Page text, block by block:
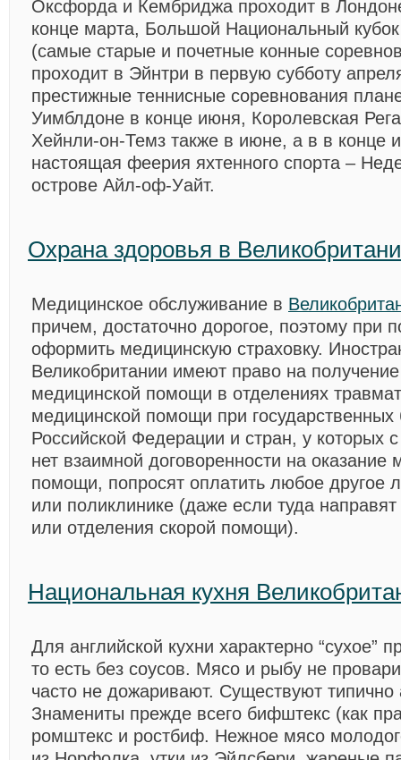
Оксфорда и Кембриджа проходит в
конце марта, Большой Национальный кубок
(самые старые и почетные конные
проходит в Эйнтри в первую субботу
престижные теннисные соревнования
Уимблдоне в конце июня, Королевская
Хейнли-он-Темз также в июне, а в в конце
настоящая феерия яхтенного спорта –
острове Айл-оф-Уайт.
Охрана здоровья в
Медицинское обслуживание в
причем, достаточно дорогое, поэтому при
оформить медицинскую страховку.
Великобритании имеют право на
медицинской помощи в отделениях
медицинской помощи при
Российской Федерации и стран, у которых
нет взаимной договоренности на оказание
помощи, попросят оплатить любое другое
или поликлинике (даже если туда направят
или отделения скорой помощи).
Национальная кухня
Для английской кухни характерно “сухое”
то есть без соусов. Мясо и рыбу не
часто не дожаривают. Существуют типично
Знамениты прежде всего бифштекс (как
ромштекс и ростбиф. Нежное мясо